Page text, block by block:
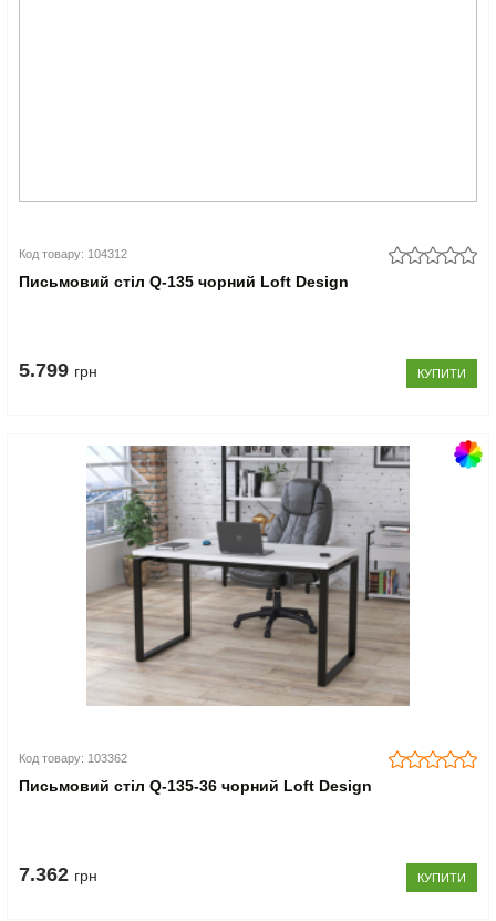
Код товару: 104312
Письмовий стіл Q-135 чорний Loft Design
5.799 грн КУПИТИ
Код товару: 103362
Письмовий стіл Q-135-36 чорний Loft Design
7.362 грн КУПИТИ